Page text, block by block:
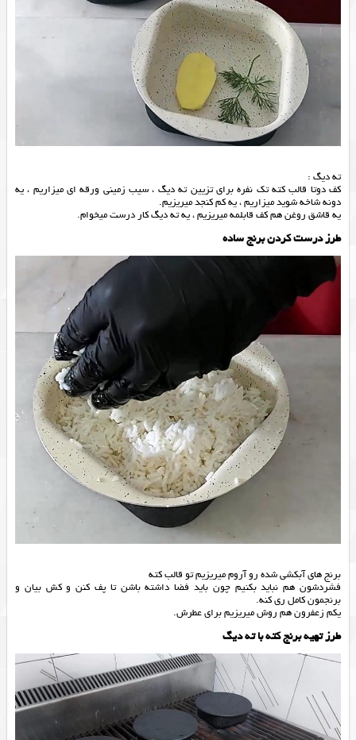
ته دیگ :
کف دوتا قالب کته تک نفره برای تزیین ته دیگ ، سیب زمینی ورقه ای میزاریم ، یه
دونه شاخه شوید میزاریم ، یه کم کنجد میریزیم.
یه قاشق روغن هم کف قابلمه میریزیم ، یه ته دیگ کار درست میخوام.
طرز درست كردن برنج ساده
برنج های آبکشی شده رو آروم میریزیم تو قالب کته
فشردشون هم نباید بکنیم چون باید فضا داشته باشن تا پف کنن و کش بیان و
برنجمون کامل ری کنه.
یکم زعفرون هم روش میریزیم برای عطرش.
طرز تهیه برنج کته با ته دیگ